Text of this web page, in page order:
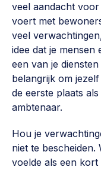
veel aandacht
voert met
veel
idee dat je
een van je
belangrijk om
de eerste plaats
ambtenaar.
Hou je
niet te
voelde als een